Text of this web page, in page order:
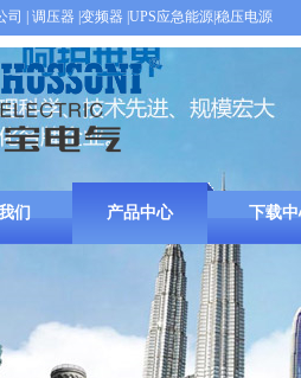
司 | 调压器 |变频器 |UPS应急能源|稳压电源
们 产品中心 下载